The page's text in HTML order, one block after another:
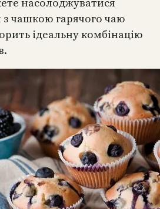
чашкою гарячого чаю
ідеальну комбінацію